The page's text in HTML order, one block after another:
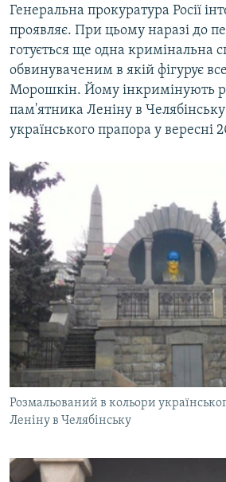
Генеральна прокуратура Росії
проявляє. При цьому наразі до
готується ще одна кримінальна
обвинуваченим в якій фігурує
Морошкін. Йому інкримінують
пам'ятника Леніну в
українського прапора у вересні
Розмальований в кольори
Леніну в Челябінську